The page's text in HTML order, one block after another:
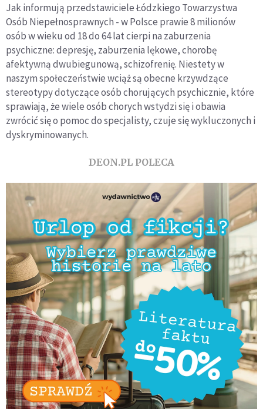
Jak informują przedstawiciele Łódzkiego Towarzystwa
Osób Niepełnosprawnych - w Polsce prawie 8 milionów
osób w wieku od 18 do 64 lat cierpi na zaburzenia
psychiczne: depresję, zaburzenia lękowe, chorobę
afektywną dwubiegunową, schizofrenię. Niestety w
naszym społeczeństwie wciąż są obecne krzywdzące
stereotypy dotyczące osób chorujących psychicznie, które
sprawiają, że wiele osób chorych wstydzi się i obawia
zwrócić się o pomoc do specjalisty, czuje się wykluczonych i
dyskryminowanych.
DEON.PL POLECA